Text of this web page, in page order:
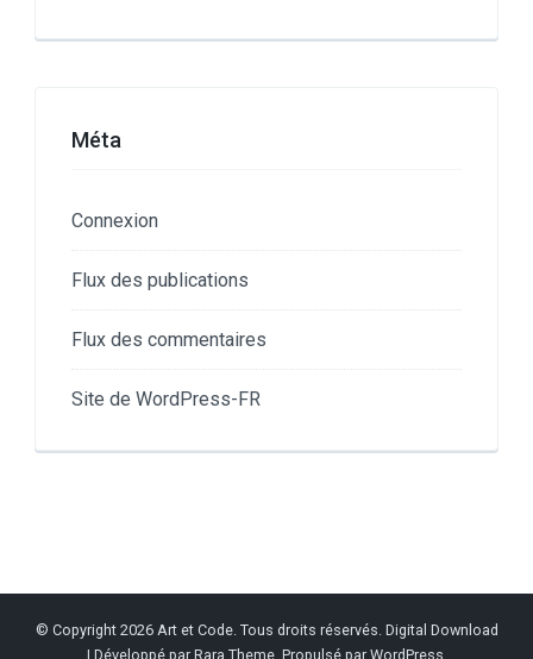
Méta
Connexion
Flux des publications
Flux des commentaires
Site de WordPress-FR
© Copyright 2026 Art et Code. Tous droits réservés. Digital Download
| Développé par Rara Theme. Propulsé par WordPress